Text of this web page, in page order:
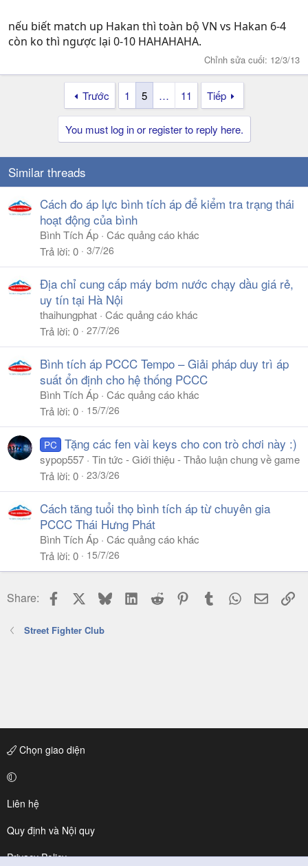
nếu biết match up Hakan thì toàn bộ VN vs Hakan 6-4
còn ko thì ngược lại 0-10 HAHAHAHA.
Chỉnh sửa cuối: 12/3/13
Trước 1 5 … 11 Tiếp
You must log in or register to reply here.
Similar threads
Cách đo áp lực bình tích áp để kiểm tra trạng thái
hoạt động của bình
Bình Tích Áp Các quảng cáo khác
Trả lời 0 3/7/26
Địa chỉ cung cấp máy bơm nước chạy dầu giá rẻ,
uy tín tại Hà Nội
thaihungphat Các quảng cáo khác
Trả lời 0 27/7/26
Bình tích áp PCCC Tempo – Giải pháp duy trì áp
suất ổn định cho hệ thống PCCC
Bình Tích Áp Các quảng cáo khác
Trả lời 0 15/7/26
PC Tặng các fen vài keys cho con trò chơi này :)
sypop557 Tin tức - Giới thiệu - Thảo luận chung về game
Trả lời 0 23/3/26
Cách tăng tuổi thọ bình tích áp từ chuyên gia
PCCC Thái Hưng Phát
Bình Tích Áp Các quảng cáo khác
Trả lời 0 15/7/26
Share: Facebook BlueskyLinkedIn
Reddit PinterestTumblr WhatsApp
Email
Street Fighter Club
Chọn giao diện
Liên hệ
Quy định và Nội quy
Privacy Policy